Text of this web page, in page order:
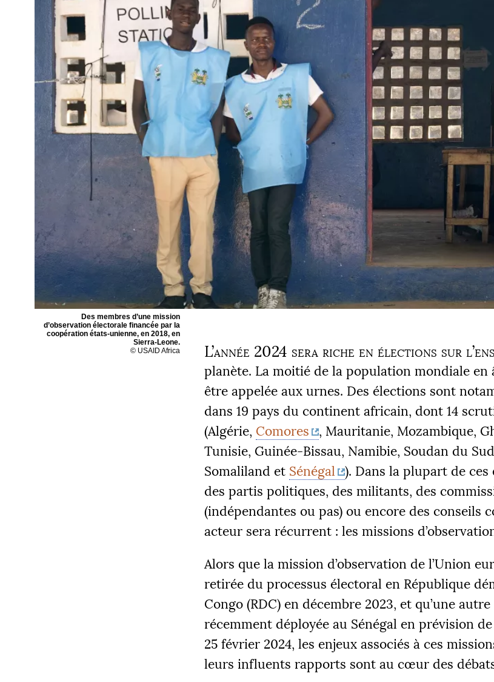
Des membres d’une mission
d’observation électorale financée par la
coopération états-unienne, en 2018, en
Sierra-Leone.
© USAID Africa L’année 2024 sera riche en élections sur
planète. La moitié de la population mondiale en
être appelée aux urnes. Des élections sont
dans 19 pays du continent africain, dont 14
(Algérie, Comores
, Mauritanie, Mozambique,
Tunisie, Guinée-Bissau, Namibie, Soudan du
Somaliland et Sénégal
). Dans la plupart de
des partis politiques, des militants, des
(indépendantes ou pas) ou encore des conseils
acteur sera récurrent : les missions
Alors que la mission d’observation de l’Union
retirée du processus électoral en République
Congo (RDC) en décembre 2023, et qu’une
récemment déployée au Sénégal en prévision
25 février 2024, les enjeux associés à ces
leurs influents rapports sont au cœur des
COLLECTÉS
12 205 €